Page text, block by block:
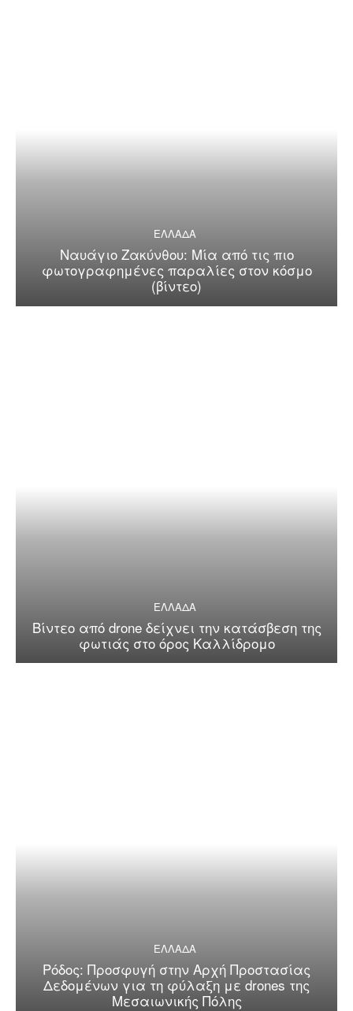
ΕΛΛΑΔΑ
Ναυάγιο Ζακύνθου: Μία από τις πιο
φωτογραφημένες παραλίες στον κόσμο
(βίντεο)
ΕΛΛΑΔΑ
Βίντεο από drone δείχνει την κατάσβεση της
φωτιάς στο όρος Καλλίδρομο
ΕΛΛΑΔΑ
Ρόδος: Προσφυγή στην Αρχή Προστασίας
Δεδομένων για τη φύλαξη με drones της
Μεσαιωνικής Πόλης